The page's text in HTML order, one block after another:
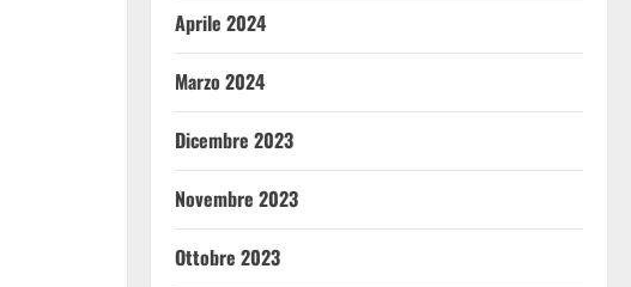
Aprile 2024
Marzo 2024
Dicembre 2023
Novembre 2023
Ottobre 2023